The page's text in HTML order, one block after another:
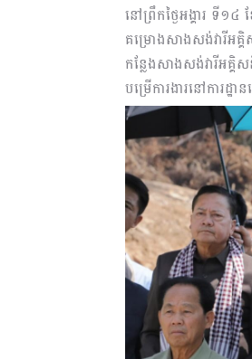
នៅព្រឹកថ្ងៃអង្គារ ទី
គម្រោងសាងសង់វារីអ
កន្លែងសាងសង់វារីអគ្
បម្រើការងារនៅការដ្ឋា